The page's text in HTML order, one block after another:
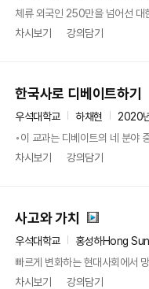
체류 외국인 250만을 넘어선 대
차시보기
강의담기
한국사로 디베이트하기
우석대학교 하채현
2020
◦이 교과는 디베이트의 네 분야
차시보기
강의담기
사고와 가치
우석대학교
홍성하Hong
빠르게 변화하는 현대사회에서
차시보기
강의담기